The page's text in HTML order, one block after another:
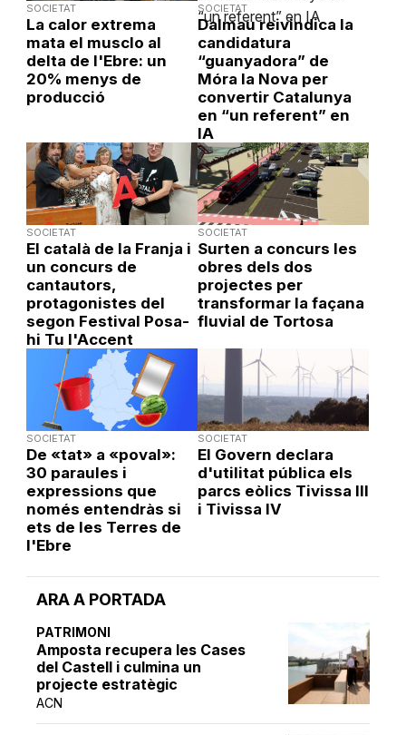
ARA A PORTADA
PATRIMONI
Amposta recupera les Cases
del Castell i culmina un
projecte estratègic
ACN
SOCIETAT
La calor extrema
mata el musclo al
delta de l'Ebre: un
20% menys de
producció
SOCIETAT
Dalmau reivindica la
candidatura
“guanyadora” de
Móra la Nova per
convertir Catalunya
en “un referent” en
IA
SOCIETAT
El català de la Franja i
un concurs de
cantautors,
protagonistes del
segon Festival Posa-
hi Tu l'Accent
SOCIETAT
Surten a concurs les
obres dels dos
projectes per
transformar la façana
fluvial de Tortosa
SOCIETAT
De «tat» a «poval»:
30 paraules i
expressions que
només entendràs si
ets de les Terres de
l'Ebre
SOCIETAT
El Govern declara
d'utilitat pública els
parcs eòlics Tivissa III
i Tivissa IV